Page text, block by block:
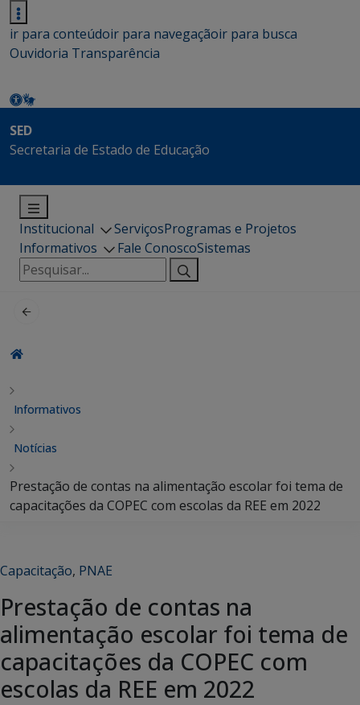
ir para conteúdoir para navegaçãoir para busca
Ouvidoria Transparência
SED
Secretaria de Estado de Educação
Institucional ServiçosProgramas e Projetos
Informativos
Fale ConoscoSistemas
Pesquisar
por:
Informativos
Notícias
Prestação de contas na alimentação escolar foi tema de
capacitações da COPEC com escolas da REE em 2022
Capacitação, PNAE
Prestação de contas na
alimentação escolar foi tema de
capacitações da COPEC com
escolas da REE em 2022